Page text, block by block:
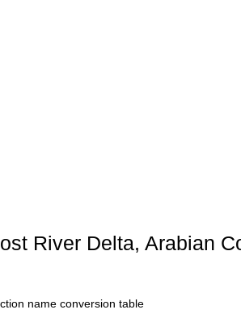
River Delta, Arabian
name conversion table